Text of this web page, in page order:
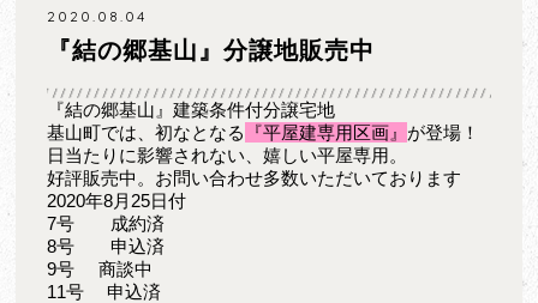
2020.08.04
『結の郷基山』分譲地販売中
『結の郷基山』建築条件付分譲宅地
基山町では、初なとなる
『平屋建専用区画』 が登場！
日当たりに影響されない、嬉しい平屋専用。
好評販売中。お問い合わせ多数いただいております
2020年8月25日付
7号 成約済
8号 申込済
9号 商談中
11号 申込済